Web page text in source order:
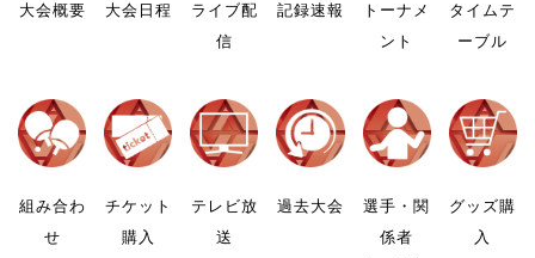
大会概要 大会日程
ライブ配
信
記録速報
トーナメ
ント
タイムテ
ーブル
組み合わ
せ
チケット
購入
テレビ放
送
過去大会
選手・関
係者
グッズ購
入